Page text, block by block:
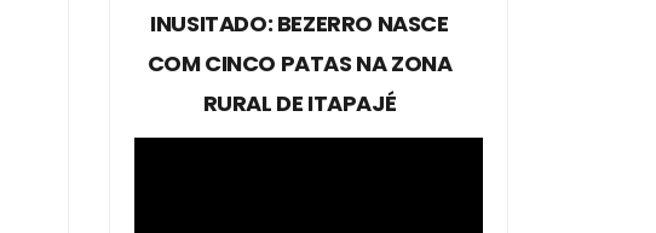
INUSITADO: BEZERRO NASCE
COM CINCO PATAS NA ZONA
RURAL DE ITAPAJÉ